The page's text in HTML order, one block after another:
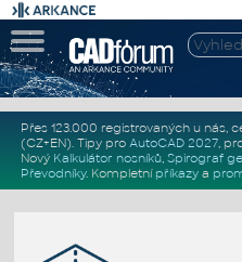
Přes 123.000 registrovaných u nás,
(CZ+EN). Tipy pro AutoCAD 2027,
Nový Kalkulátor nosníků, Spirograf
Převodníky. Kompletní příkazya